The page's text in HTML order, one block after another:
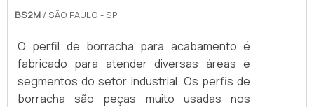
BS2M / SÃO PAULO - SP
O perfil de borracha para acabamento é
fabricado para atender diversas áreas e
segmentos do setor industrial. Os perfis de
borracha são peças muito usadas nos